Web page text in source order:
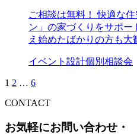
ご相談は無料！ 快適な
ン」の家づくりをサポ
え始めたばかりの方も
イベント 設計個別相談会
1 2 … 6
CONTACT
お気軽にお問い合わせ・